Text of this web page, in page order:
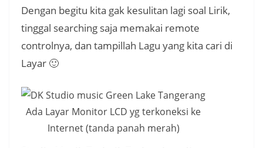
Dengan begitu kita gak kesulitan lagi soal Lirik,
tinggal searching saja memakai remote
controlnya, dan tampillah Lagu yang kita cari di
Layar 🙂
Ada Layar Monitor LCD yg terkoneksi ke
Internet (tanda panah merah)